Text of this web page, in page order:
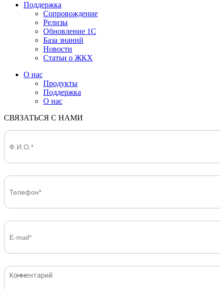
Поддержка
Сопровождение
Релизы
Обновление 1С
База знаний
Новости
Статьи о ЖКХ
О нас
Продукты
Поддержка
О нас
СВЯЗАТЬСЯ С НАМИ